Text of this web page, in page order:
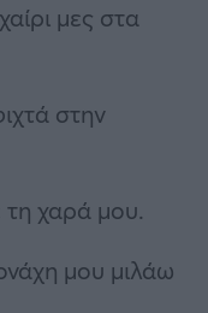
μες στα
στην
τη χαρά μου.
μου μιλάω